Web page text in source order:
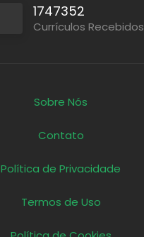
1747352
Currículos Recebidos
Sobre Nós
Contato
Política de Privacidade
Termos de Uso